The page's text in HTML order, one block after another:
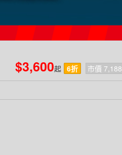
$3,600起 6折 市價 7,188